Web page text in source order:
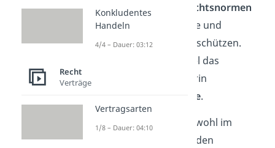
durch eine
Reihe von Rechtsnormen
umgesetzt, die die Rechte und
Freiheiten des Einzelnen schützen.
Dazu gehört zum Beispiel das
Grundgesetz
und die darin
Grundrechte.
Die Grundrechte
sind sowohl im
Grundgesetz als auch in den
Konkludentes
Handeln
4/4 – Dauer: 03:12
Recht
Verträge
Vertragsarten
1/8 – Dauer: 04:10